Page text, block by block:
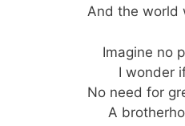
And the world
Imagine no
I wonder
No need for
A